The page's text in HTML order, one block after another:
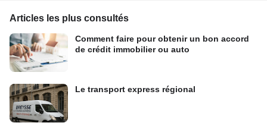
Articles les plus consultés
Comment faire pour obtenir un bon accord
de crédit immobilier ou auto
Le transport express régional